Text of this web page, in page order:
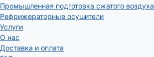
Промышленная подготовка сжатого воздуха
Рефрижераторные осушители
Услуги
О нас
Доставка и оплата